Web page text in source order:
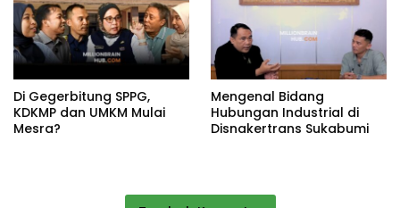
Di Gegerbitung SPPG,
KDKMP dan UMKM Mulai
Mesra?
Mengenal Bidang
Hubungan Industrial di
Disnakertrans Sukabumi